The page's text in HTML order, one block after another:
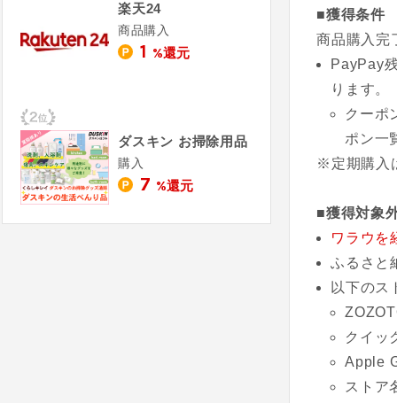
■獲得条件
商品購入完
PayPay
ります。
クーポ
ポン一
※定期購入
■獲得対象
ワラウを
ふるさと
以下のス
クイッ
Apple
ストア
楽天24
商品購入
1 %還元
ダスキン お掃除用品
購入
7 %還元